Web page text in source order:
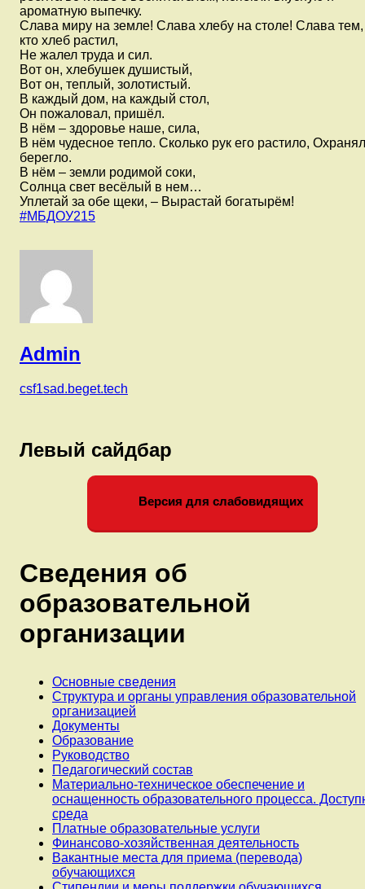
ароматную выпечку.
Слава миру на земле! Слава хлебу на столе! Слава тем,
кто хлеб растил,
Не жалел труда и сил.
Вот он, хлебушек душистый,
Вот он, теплый, золотистый.
В каждый дом, на каждый стол,
Он пожаловал, пришёл.
В нём – здоровье наше, сила,
В нём чудесное тепло. Сколько рук его растило,
берегло.
В нём – земли родимой соки,
Солнца свет весёлый в нем…
Уплетай за обе щеки, – Вырастай богатырём!
#МБДОУ215
Admin
csf1sad.beget.tech
Левый сайдбар
Версия для слабовидящих
Сведения об
образовательной
организации
Основные сведения
Структура и органы управления образовательной
организацией
Документы
Образование
Руководство
Педагогический состав
Материально-техническое обеспечение и
оснащенность образовательного процесса.
среда
Платные образовательные услуги
Финансово-хозяйственная деятельность
Вакантные места для приема (перевода)
обучающихся